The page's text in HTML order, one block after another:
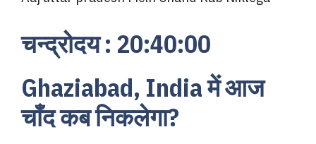
चन्द्रोदय : 20:40:00
Ghaziabad, India में आज
चाँद कब निकलेगा?